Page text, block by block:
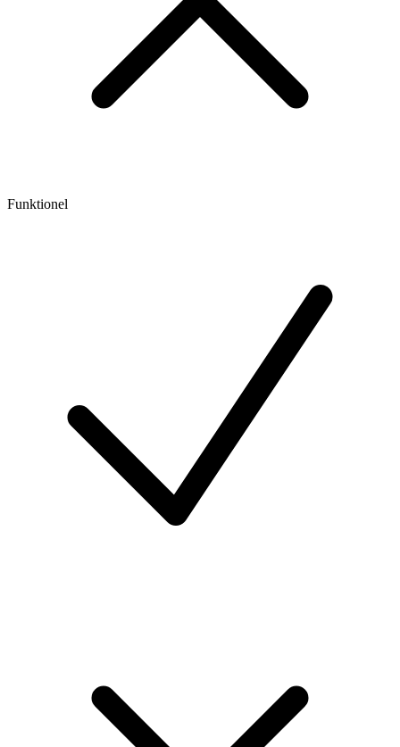
Funktionel